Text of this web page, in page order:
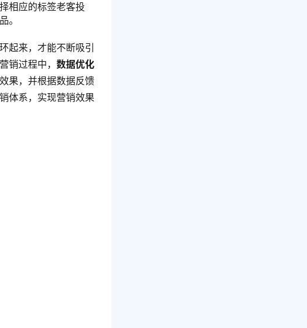
相应的标签老客投
。
起来，才能不断吸引
销过程中，数据优化
果，并根据数据反馈
体系，实现营销效果